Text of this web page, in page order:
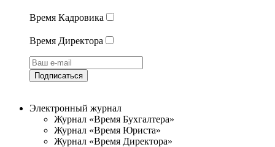
Время Кадровика
Время Директора
Подписаться
Электронный журнал
Журнал «Время Бухгалтера»
Журнал «Время Юриста»
Журнал «Время Директора»